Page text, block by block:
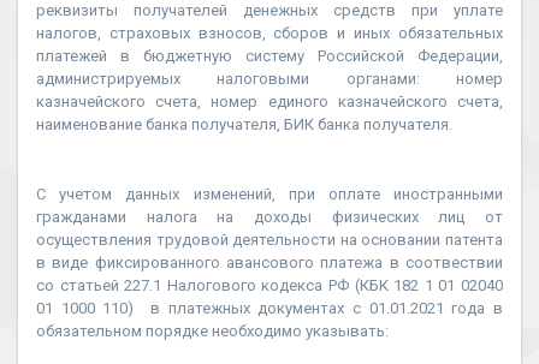
реквизиты получателей денежных средств при уплате
налогов, страховых взносов, сборов и иных обязательных
платежей в бюджетную систему Российской Федерации,
администрируемых налоговыми органами: номер
казначейского счета, номер единого казначейского счета,
наименование банка получателя, БИК банка получателя.
С учетом данных изменений, при оплате иностранными
гражданами налога на доходы физических лиц от
осуществления трудовой деятельности на основании патента
в виде фиксированного авансового платежа в соотвествии
со статьей 227.1 Налогового кодекса РФ (КБК 182 1 01 02040
01 1000 110) в платежных документах с 01.01.2021 года в
обязательном порядке необходимо указывать: